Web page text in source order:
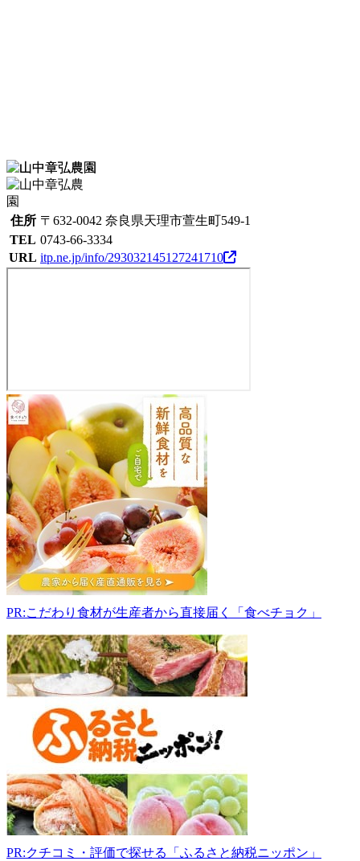
住所 〒632-0042 奈良県天理市萱生町549-1
TEL 0743-66-3334
URL itp.ne.jp/info/293032145127241710
山
中
章
弘
農
園
632-
0042
奈
良
県
天
理
市
萱
生
町
549-
1
PR:こだわり食材が生産者から直接届く「食べチョク」
PR:クチコミ・評価で探せる「ふるさと納税ニッポン」